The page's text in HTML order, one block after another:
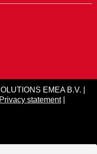
EMEA B.V. |
Privacy statement|